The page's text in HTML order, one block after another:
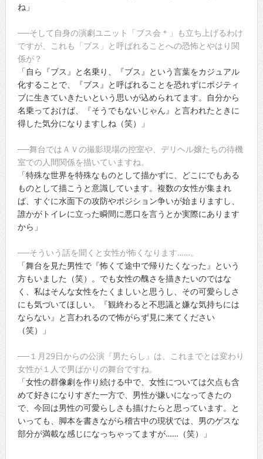
ね」
──そして自身の演劇ユニット「ブス会＊」も立ち上げるわけ
ですが、これも「ブス」と呼ばれることへの恐怖とやはり関
係が？
「自ら『ブス』と名乗り、『ブス』という言葉をカジュアル
化することで、『ブス』と呼ばれることを恐れずにポジティ
ブに生きていきたいという思いが込められてます。自分から
名乗っておけば、『そうでもないじゃん』と言われたときに
得した気分になりますしね（笑）」
──舞台ではＡＶの撮影現場の控室や、デリヘル嬢たちの待機
室での人間関係を描いていますね。
「特殊な世界を特殊なものとして描かずに、どこにでもある
ものとして描こうと意識しています。複数の女性が集まれ
ば、すぐに水面下の攻防やポジション争いが始まりますし、
誰かがトイレに立った瞬間に悪口を言うとか実際にあります
から」
──そういう話を聞くと女性が怖くなります……。
「舞台を見た男性で『怖くて途中で帰りたくなった』という
方もいました（笑）。でも女性の醜さを描きたいのではな
く、私はそんな女性をたくましいと思うし、その可愛らしさ
にも気づいてほしい。『観終わると不思議と嫌な気持ちには
ならない』と言われるので怖がらず見に来てください
（笑）」
──１月29日からの公演『男たらし』は、これまでとは変わり
女性が１人で男ばかりの舞台ですね。
「女性の群像劇を作り続ける中で、女性については欠点も含
めて好きになりすぎた一方で、男性が嫌いになってきたの
で、今回は男性の可愛らしさも描けたらと思っています。と
いっても、脚本を書きながら稽古中の現状では、男のゲスな
部分が満載な感じになっちゃってますが……（笑）」